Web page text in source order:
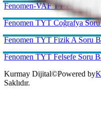
Kurmay Dijital©Powered by
Saklıdır.